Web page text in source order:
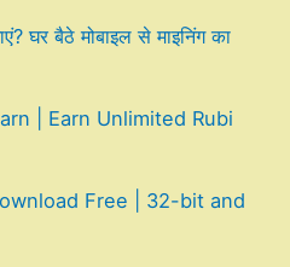
बैठे मोबाइल से माइनिंग का
| Earn Unlimited Rubi
Free | 32-bit and